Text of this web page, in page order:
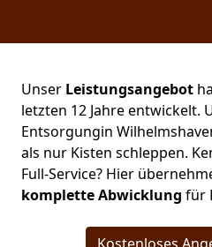
Unser Leistungsangebot
letzten 12 Jahre entwickelt.
Entsorgungin
als nur Kisten schleppen.
Full-Service? Hier
komplette Abwicklung für